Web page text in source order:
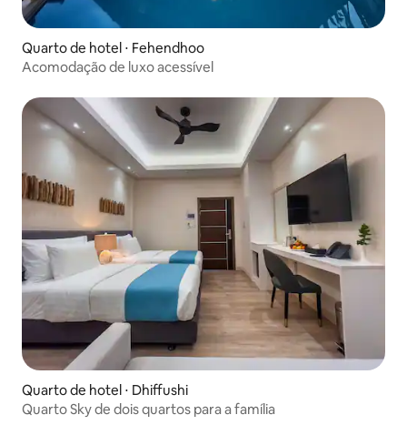
Quarto de hotel ⋅ Fehendhoo
Acomodação de luxo acessível
Quarto de hotel ⋅ Dhiffushi
Quarto Sky de dois quartos para a família